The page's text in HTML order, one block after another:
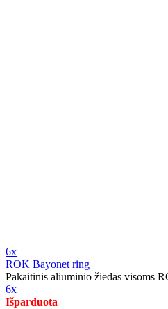
6x
ROK Bayonet ring
Pakaitinis aliuminio žiedas visoms
6x
Išparduota